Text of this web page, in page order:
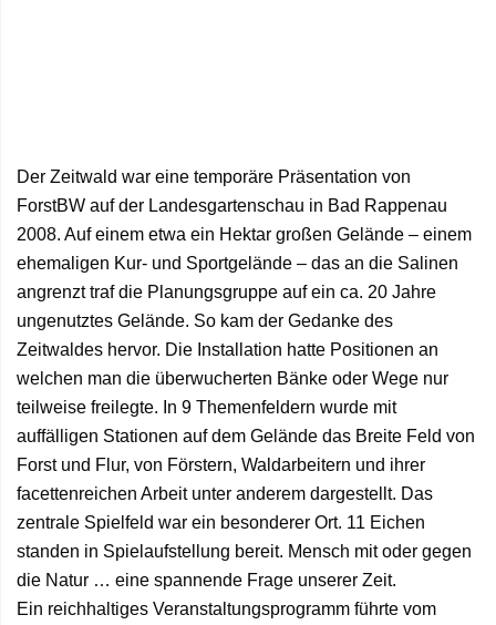
Der Zeitwald war eine temporäre Präsentation von
ForstBW auf der Landesgartenschau in Bad Rappenau
2008. Auf einem etwa ein Hektar großen Gelände – einem
ehemaligen Kur- und Sportgelände – das an die Salinen
angrenzt traf die Planungsgruppe auf ein ca. 20 Jahre
ungenutztes Gelände. So kam der Gedanke des
Zeitwaldes hervor. Die Installation hatte Positionen an
welchen man die überwucherten Bänke oder Wege nur
teilweise freilegte. In 9 Themenfeldern wurde mit
auffälligen Stationen auf dem Gelände das Breite Feld von
Forst und Flur, von Förstern, Waldarbeitern und ihrer
facettenreichen Arbeit unter anderem dargestellt. Das
zentrale Spielfeld war ein besonderer Ort. 11 Eichen
standen in Spielaufstellung bereit. Mensch mit oder gegen
die Natur … eine spannende Frage unserer Zeit.
Ein reichhaltiges Veranstaltungsprogramm führte vom